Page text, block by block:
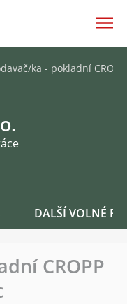
ka - pokladní
DALŠÍ VOLNÉ
CROPP